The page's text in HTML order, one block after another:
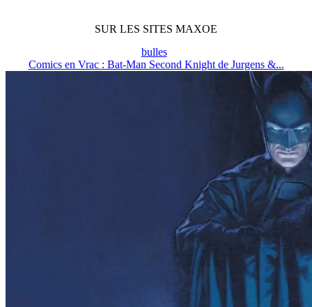
SUR LES SITES MAXOE
bulles
Comics en Vrac : Bat-Man Second Knight de Jurgens &...